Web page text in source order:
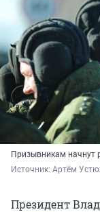
Призывникам начнут
Источник: Артём
Президент